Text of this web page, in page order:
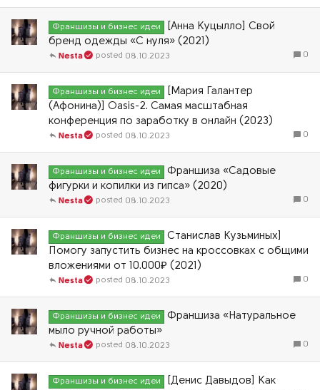
Франшизы и бизнес идеи
[Анна Куцылло] Свой
бренд одежды «С нуля» (2021)
0
08.10.2023
Nesta
Франшизы и бизнес идеи
[Мария Галантер
(Афонина)] Oasis-2. Самая масштабная
конференция по заработку в онлайн (2023)
0
08.10.2023
Nesta
Франшизы и бизнес идеи
Франшиза «Садовые
фигурки и копилки из гипса» (2020)
0
08.10.2023
Nesta
Франшизы и бизнес идеи
Станислав Кузьминых]
Помогу запустить бизнес на кроссовках с общими
вложениями от 10.000₽ (2021)
0
08.10.2023
Nesta
Франшизы и бизнес идеи
Франшиза «Натуральное
мыло ручной работы»
0
08.10.2023
Nesta
Франшизы и бизнес идеи
[Денис Давыдов] Как